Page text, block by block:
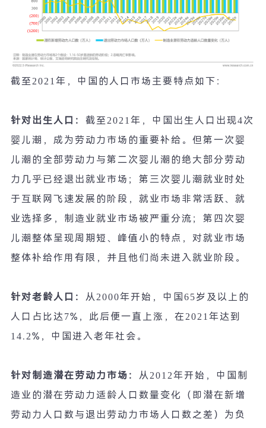
截至2021年，中国的人口市场主要特点如下：
针对出生人口： 截至2021年，中国出生人口出现4次
婴儿潮，成为劳动力市场的重要补给。但第一次婴
儿潮的全部劳动力与第二次婴儿潮的绝大部分劳动
力几乎已经退出就业市场；第三次婴儿潮就业时处
于互联网飞速发展的阶段，就业市场非常活跃、就
业选择多，制造业就业市场被严重分流；第四次婴
儿潮整体呈现周期短、峰值小的特点，对就业市场
整体补给作用有限，并且他们尚未进入就业阶段。
针对老龄人口： 从2000年开始，中国 65岁及以上的
人口占比达7% ，此后便一直上涨，在2021年达到
14.2% ，中国进入老年社会。
针对制造潜在劳动力市场： 从2012年开始，中国制
造业的潜在劳动力适龄人口数量变化（即潜在新增
劳动力人口数与退出劳动力市场人口数之差）为负